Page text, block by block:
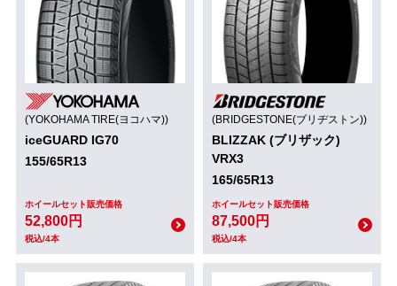
(YOKOHAMA TIRE(ヨコハマ))
iceGUARD IG70
155/65R13
ホイールセット販売価格
52,800円
税込/4本
(BRIDGESTONE(ブリヂストン))
BLIZZAK (ブリザック)
VRX3
165/65R13
ホイールセット販売価格
87,500円
税込/4本